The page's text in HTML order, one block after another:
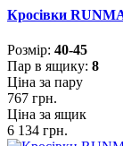
Кросівки
Розмiр: 40-45
Пар в ящику: 8
Ціна за пару
767 грн.
Ціна за ящик
6 134 грн.